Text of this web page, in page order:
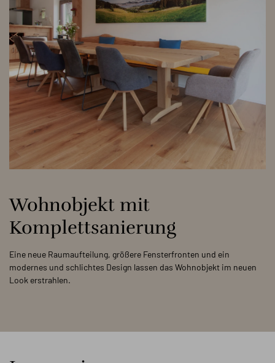
Wohnobjekt mit
Komplettsanierung
Eine neue Raumaufteilung, größere Fensterfronten und ein
modernes und schlichtes Design lassen das Wohnobjekt im neuen
Look erstrahlen.